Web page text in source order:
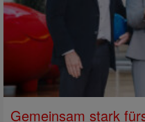
Gemeinsam stark